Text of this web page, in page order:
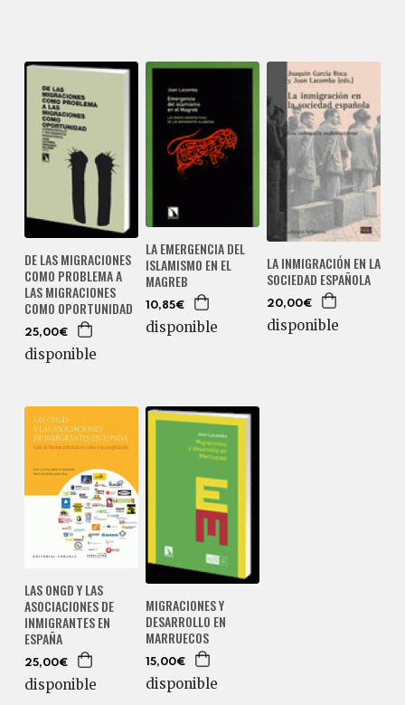
DE LAS MIGRACIONES
COMO PROBLEMA A
LAS MIGRACIONES
COMO OPORTUNIDAD
25,00€
disponible
LA EMERGENCIA DEL
ISLAMISMO EN EL
MAGREB
10,85€
disponible
LA INMIGRACIÓN EN LA
SOCIEDAD ESPAÑOLA
20,00€
disponible
LAS ONGD Y LAS
ASOCIACIONES DE
INMIGRANTES EN
ESPAÑA
25,00€
disponible
MIGRACIONES Y
DESARROLLO EN
MARRUECOS
15,00€
disponible